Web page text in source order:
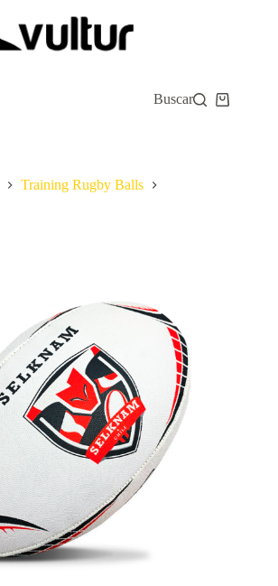
Buscar
Carro
Training Rugby Balls